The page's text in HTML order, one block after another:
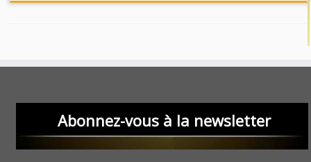
Abonnez-vous à la newsletter